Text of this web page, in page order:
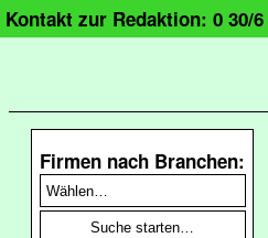
Kontakt zur Redaktion: 0 30/6
Firmen nach Branchen: